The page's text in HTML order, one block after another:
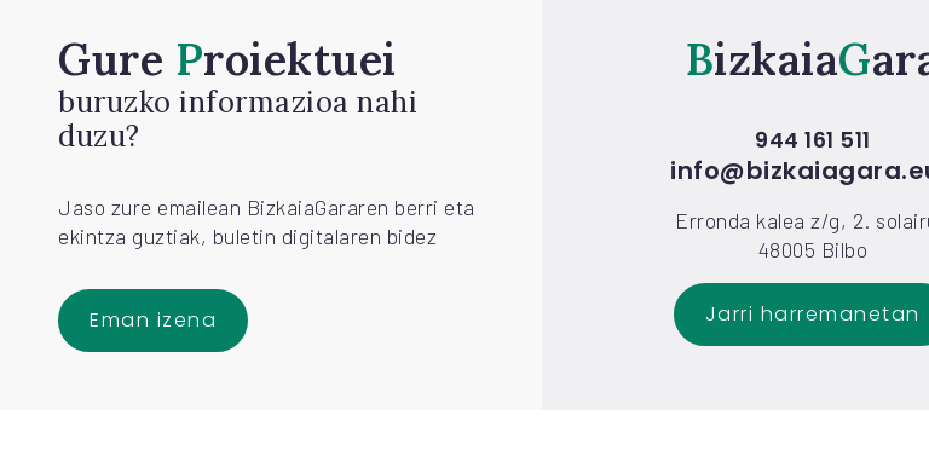
Gure Proiektuei
buruzko informazioa nahi
duzu?
Jaso zure emailean BizkaiaGararen berri eta
ekintza guztiak, buletin digitalaren bidez
Eman izena
Bizkaia
944 161 511
Erronda kalea z/g, 2.
48005 Bilbo
Jarri harremanetan